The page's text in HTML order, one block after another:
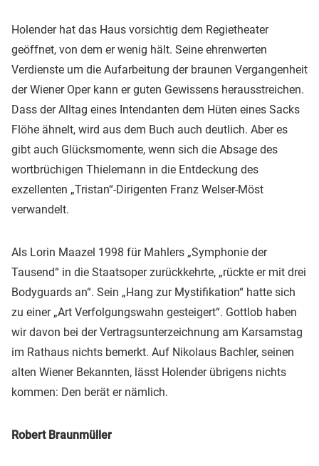
Holender hat das Haus vorsichtig dem Regietheater
geöffnet, von dem er wenig hält. Seine ehrenwerten
Verdienste um die Aufarbeitung der braunen Vergangenheit
der Wiener Oper kann er guten Gewissens herausstreichen.
Dass der Alltag eines Intendanten dem Hüten eines Sacks
Flöhe ähnelt, wird aus dem Buch auch deutlich. Aber es
gibt auch Glücksmomente, wenn sich die Absage des
wortbrüchigen Thielemann in die Entdeckung des
exzellenten „Tristan“-Dirigenten Franz Welser-Möst
verwandelt.
Als Lorin Maazel 1998 für Mahlers „Symphonie der
Tausend“ in die Staatsoper zurückkehrte, „rückte er mit drei
Bodyguards an“. Sein „Hang zur Mystifikation“ hatte sich
zu einer „Art Verfolgungswahn gesteigert“. Gottlob haben
wir davon bei der Vertragsunterzeichnung am Karsamstag
im Rathaus nichts bemerkt. Auf Nikolaus Bachler, seinen
alten Wiener Bekannten, lässt Holender übrigens nichts
kommen: Den berät er nämlich.
Robert Braunmüller